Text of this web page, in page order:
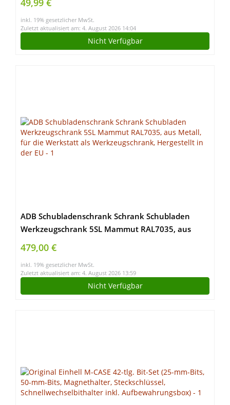
Werkbank für Kinder ab 3 Jahren (Blau)
49,99 €
inkl. 19% gesetzlicher MwSt.
Zuletzt aktualisiert am: 4. August 2026 14:04
Nicht Verfügbar
ADB Schubladenschrank Schrank Schubladen
Werkzeugschrank 5SL Mammut RAL7035, aus
Metall, für die Werkstatt als Werkzeugschrank,
Hergestellt in der EU
479,00 €
inkl. 19% gesetzlicher MwSt.
Zuletzt aktualisiert am: 4. August 2026 13:59
Nicht Verfügbar